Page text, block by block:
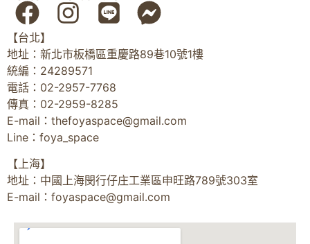
【台北】
地址：新北市板橋區重慶路89巷10號1樓
統編：24289571
電話：02-2957-7768
傳真：02-2959-8285
E-mail： thefoyaspace@gmail.com
Line：foya_space
【上海】
地址：中國上海閔行仔庄工業區申旺路789號303室
E-mail： foyaspace@gmail.com